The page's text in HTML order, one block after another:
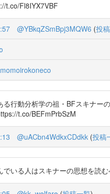
t.co/Fl8IYX7VBF
@YBkqZSmBpj3MQW6 (投
る行動分析学の祖・BFスキナー
t.co/BEFmPrbSzM
@uACbn4WdkxCDdkk (投稿
でいる人はスキナーの思想を読